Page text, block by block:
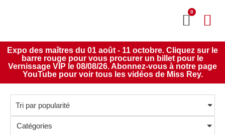
0
Expo des maîtres du 01 août - 11 octobre. Cliquez sur le
barre rouge pour vous procurer un billet pour le
Vernissage VIP le 08/08/26. Abonnez-vous à notre page
YouTube pour voir tous les vidéos de Miss Rey.
Catégories